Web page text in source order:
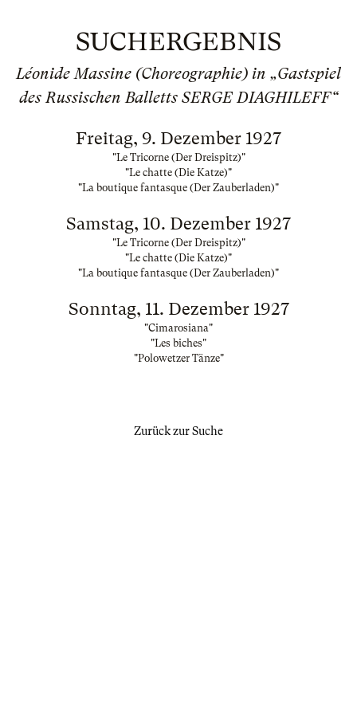
SUCHERGEBNIS
Léonide Massine (Choreographie) in „Gastspiel
des Russischen Balletts SERGE DIAGHILEFF“
Freitag, 9. Dezember 1927
"Le Tricorne (Der Dreispitz)"
"Le chatte (Die Katze)"
"La boutique fantasque (Der Zauberladen)"
Samstag, 10. Dezember 1927
"Le Tricorne (Der Dreispitz)"
"Le chatte (Die Katze)"
"La boutique fantasque (Der Zauberladen)"
Sonntag, 11. Dezember 1927
"Cimarosiana"
"Les biches"
"Polowetzer Tänze"
Zurück zur Suche